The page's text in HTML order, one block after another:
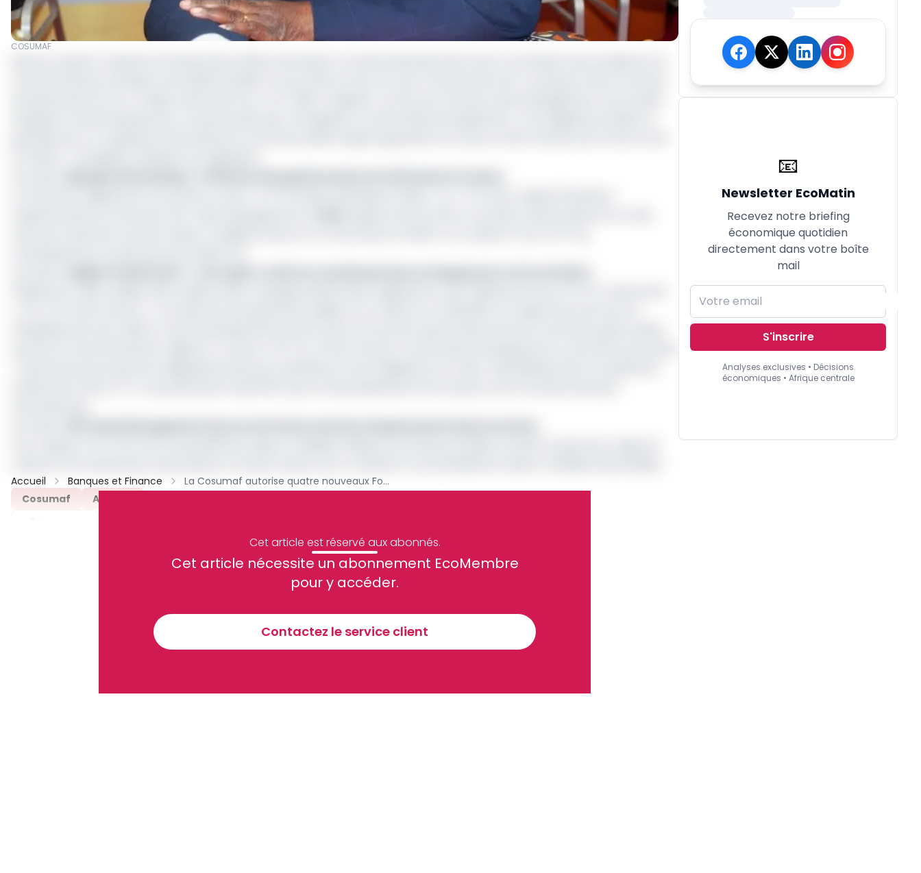
COSUMAF
Cet article est réservé aux abonnés.
Cet article nécessite un abonnement EcoMembre
pour y accéder.
Contactez le service client
Accueil Banques et Finance
La Cosumaf autorise quatre nouveaux Fonds communs de placement dans la CEMAC
Cosumaf
Archive
Recevez notre briefing économique et financier tous les jours avant 10 heures.
En vous inscrivant à la newsletter, vous acceptez de recevoir nos communications. Vous pouvez vous désabonner à tout moment.
📧
Newsletter EcoMatin
Recevez notre briefing
économique quotidien
directement dans votre boîte
mail
S'inscrire
Analyses exclusives • Décisions
économiques • Afrique centrale